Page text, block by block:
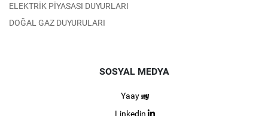
ELEKTRİK PİYASASI DUYURLARI
DOĞAL GAZ DUYURULARI
SOSYAL MEDYA
Yaay
Linkedin